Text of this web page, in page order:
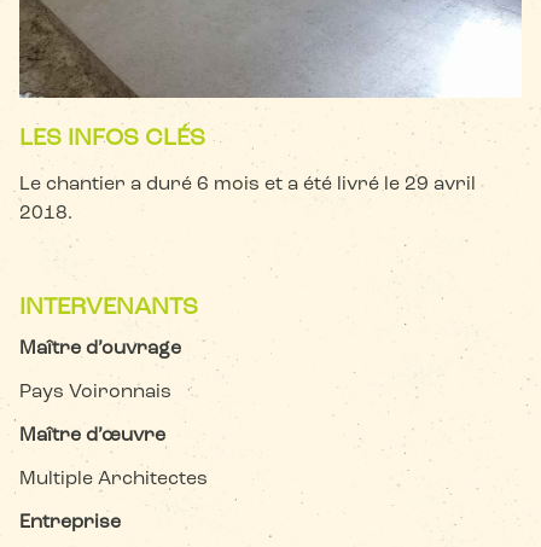
LES INFOS CLÉS
Le chantier a duré 6 mois et a été livré le 29 avril
2018.
INTERVENANTS
Maître d’ouvrage
Pays Voironnais
Maître d’œuvre
Multiple Architectes
Entreprise